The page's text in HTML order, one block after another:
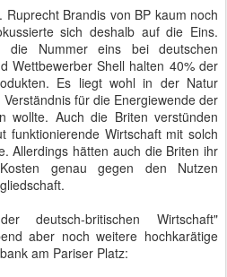
Brandis von BP kaum noch
sich deshalb auf die Eins.
die Nummer eins bei deutschen
Wettbewerber Shell halten 40% der
Es liegt wohl in der Natur
für die Energiewende der
wollte. Auch die Briten verstünden
funktionierende Wirtschaft mit solch
Allerdings hätten auch die Briten ihr
genau gegen den Nutzen
deutsch-britischen Wirtschaft"
aber noch weitere hochkarätige
am Pariser Platz: